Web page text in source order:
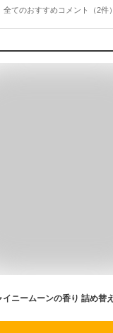
全てのおすすめコメント（2件）